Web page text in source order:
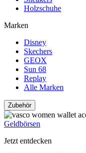
Holzschuhe
Marken
Disney
Skechers
GEOX
Sun 68
Replay
Alle Marken
Zubehör
Geldbörsen
Jetzt entdecken